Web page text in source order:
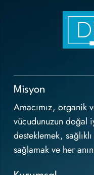
Misyon
Amacımız, organik
vücudunuzun doğal
desteklemek,
sağlamak ve her